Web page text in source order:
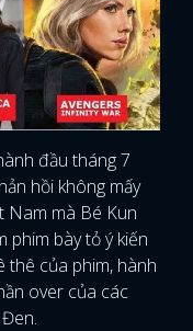
đầu tháng 7
hồi không mấy
Nam mà Bé Kun
phim bày tỏ ý kiến
thê của phim, hành
over của các